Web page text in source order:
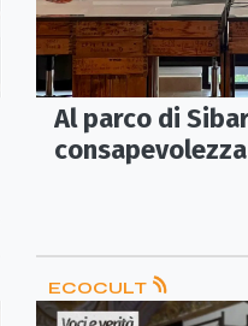
Al parco di
ECOCULT